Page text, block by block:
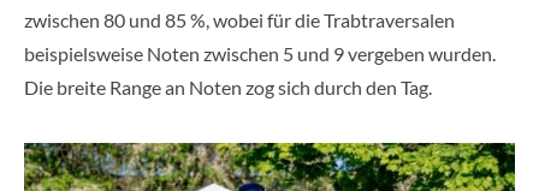
zwischen 80 und 85 %, wobei für die Trabtraversalen
beispielsweise Noten zwischen 5 und 9 vergeben wurden.
Die breite Range an Noten zog sich durch den Tag.